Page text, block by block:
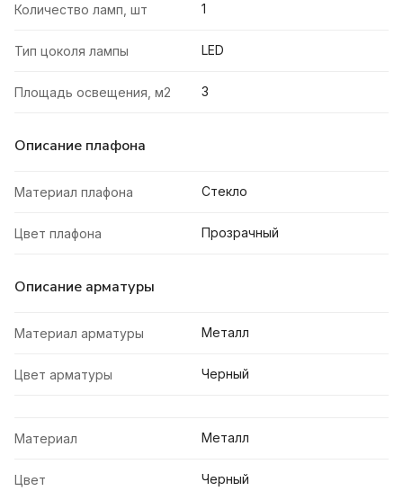
Количество ламп, шт 1
Тип цоколя лампы LED
Площадь освещения, м2 3
Описание плафона
Материал плафона Стекло
Цвет плафона Прозрачный
Описание арматуры
Материал арматуры Металл
Цвет арматуры Черный
Материал Металл
Цвет Черный